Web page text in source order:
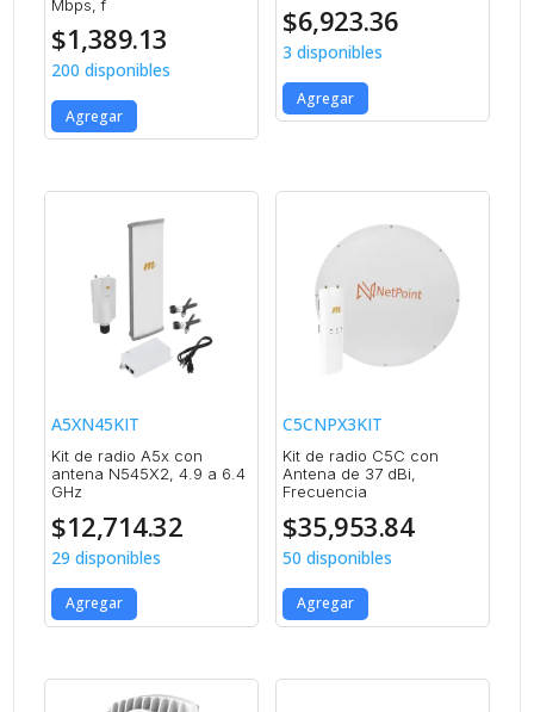
Mbps, f
$1,389.13
200 disponibles
Agregar
$6,923.36
3 disponibles
Agregar
A5XN45KIT
Kit de radio A5x con
antena N545X2, 4.9 a 6.4
GHz
$12,714.32
29 disponibles
Agregar
C5CNPX3KIT
Kit de radio C5C con
Antena de 37 dBi,
Frecuencia
$35,953.84
50 disponibles
Agregar